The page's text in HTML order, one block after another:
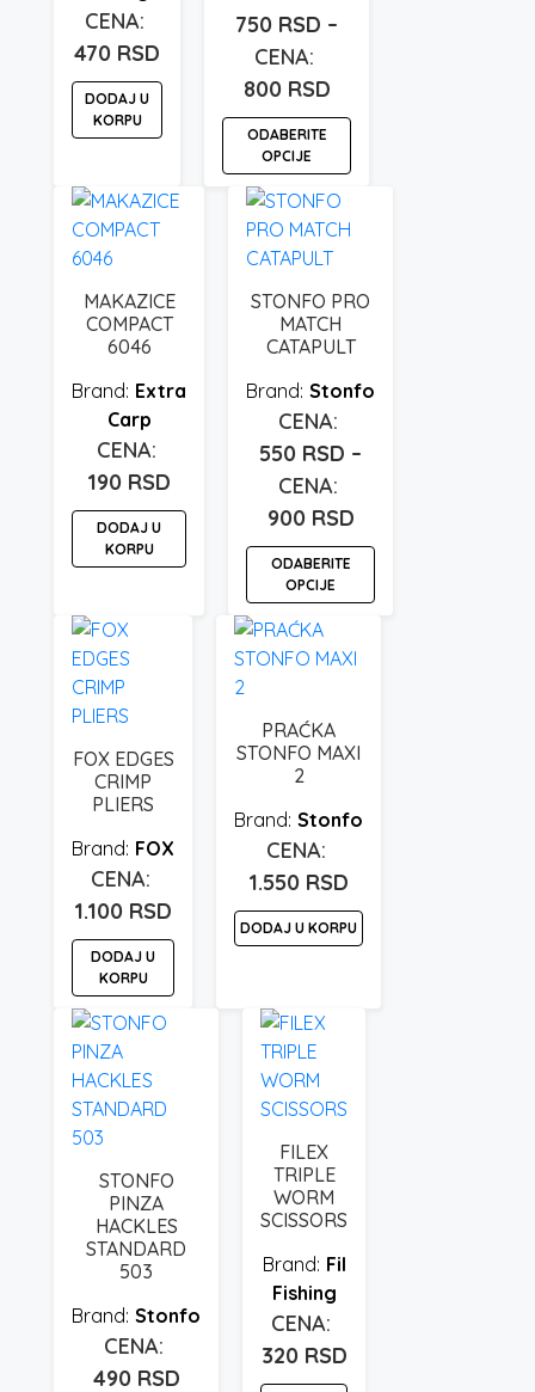
470 RSD
DODAJ U
KORPU
750 RSD –
800 RSDRaspon
cena:
do
800 rsd
ODABERITE
OPCIJE
Ovaj
proizvod
ima
varijanti.
Opcije
izabrane
stranici
proizvoda.
MAKAZICE
COMPACT
6046
Extra
Carp
190 RSD
DODAJ U
KORPU
STONFO PRO
MATCH
CATAPULT
Stonfo
550 RSD –
900 RSDRaspon
cena:
do
ODABERITE
OPCIJE
Ovaj
proizvod
varijanti.
Opcije
biti
izabrane
na
stranici
proizvoda.
FOX EDGES
CRIMP
PLIERS
FOX
1.100 RSD
DODAJ U
KORPU
PRAĆKA
STONFO MAXI
2
Stonfo
1.550 RSD
DODAJ U KORPU
STONFO
PINZA
HACKLES
STANDARD
503
Stonfo
490 RSD
FILEX
TRIPLE
WORM
SCISSORS
Fil
Fishing
320 RSD